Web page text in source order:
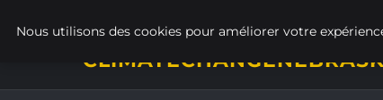
Nous utilisons des cookies pour améliorer votre